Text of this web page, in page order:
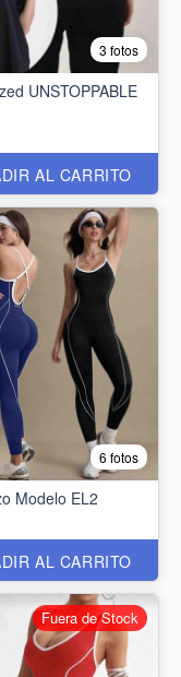
3 fotos
UNSTOPPABLE
AL CARRITO
6 fotos
Modelo EL2
AL CARRITO
Fuera de Stock